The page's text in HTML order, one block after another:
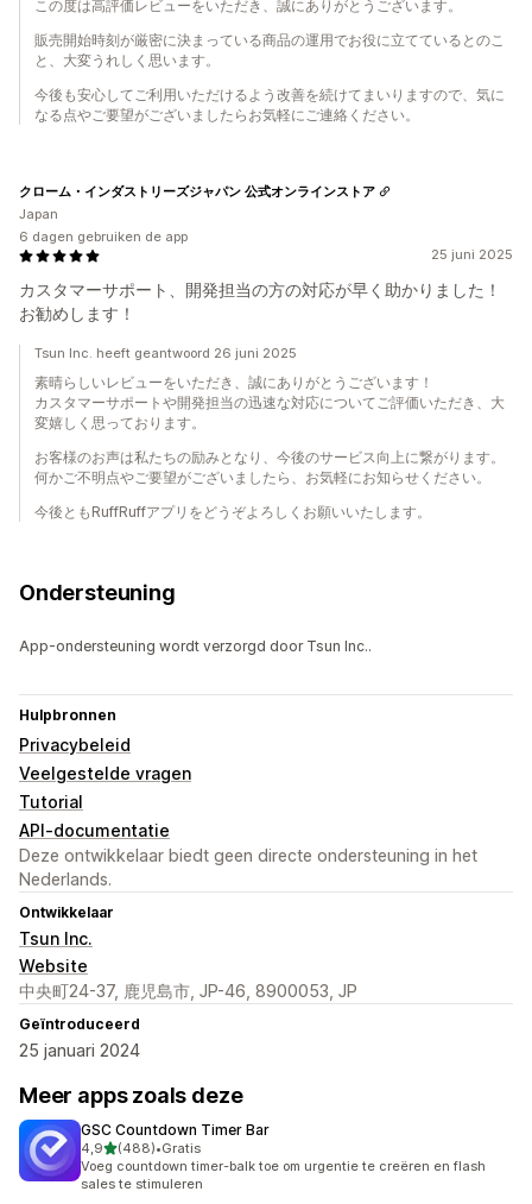
この度は高評価レビューをいただき、誠にありがとうございます。
販売開始時刻が厳密に決まっている商品の運用でお役に立てているとのこ
と、大変うれしく思います。
今後も安心してご利用いただけるよう改善を続けてまいりますので、気に
なる点やご要望がございましたらお気軽にご連絡ください。
25 juni 2025
カスタマーサポート、開発担当の方の対応が早く助かりました！
お勧めします！
クローム・インダストリーズジャパン 公式オンラインストア
Japan
6 dagen gebruiken de app
Tsun Inc. heeft geantwoord 26 juni 2025
素晴らしいレビューをいただき、誠にありがとうございます！
カスタマーサポートや開発担当の迅速な対応についてご評価いただき、大
変嬉しく思っております。
お客様のお声は私たちの励みとなり、今後のサービス向上に繋がります。
何かご不明点やご要望がございましたら、お気軽にお知らせください。
今後ともRuffRuffアプリをどうぞよろしくお願いいたします。
Ondersteuning
App-ondersteuning wordt verzorgd door Tsun Inc..
Hulpbronnen
Privacybeleid
Veelgestelde vragen
Tutorial
API-documentatie
Deze ontwikkelaar biedt geen directe ondersteuning in het
Nederlands.
Ontwikkelaar
Tsun Inc.
Website
中央町24-37, 鹿児島市, JP-46, 8900053, JP
Geïntroduceerd
25 januari 2024
Meer apps zoals deze
GSC Countdown Timer Bar
4,9van 5 sterren
(488)
488 recensies in totaal
•Gratis
Voeg countdown timer-balk toe om urgentie te creëren en flash
sales te stimuleren